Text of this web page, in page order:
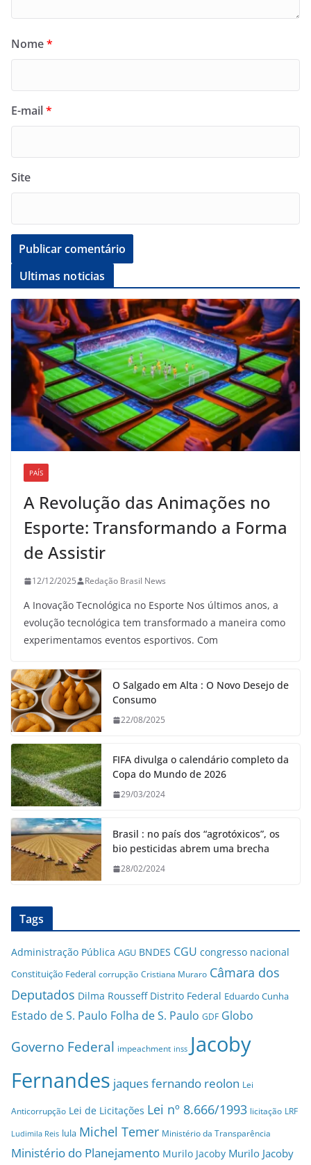
Nome*
E-mail*
Site
Ultimas noticias
PAÍS
A Revolução das Animações no
Esporte: Transformando a Forma
de Assistir
12/12/2025 Redação Brasil News
A Inovação Tecnológica no Esporte Nos últimos anos, a
evolução tecnológica tem transformado a maneira como
experimentamos eventos esportivos. Com
O Salgado em Alta : O Novo Desejo de
Consumo
22/08/2025
FIFA divulga o calendário completo da
Copa do Mundo de 2026
29/03/2024
Brasil : no país dos “agrotóxicos”, os
bio pesticidas abrem uma brecha
28/02/2024
Tags
Administração Pública AGU BNDES CGU congresso nacional
Constituição Federal corrupção Cristiana Muraro Câmara dos
Deputados Dilma Rousseff Distrito Federal Eduardo Cunha
Estado de S. Paulo Folha de S. Paulo GDF Globo
Governo Federal impeachment inss Jacoby
Fernandes jaques fernando reolon Lei
Anticorrupção Lei de Licitações Lei nº 8.666/1993 licitação LRF
Ludimila Reis lula Michel Temer Ministério da Transparência
Ministério do Planejamento Murilo Jacoby Murilo Jacoby